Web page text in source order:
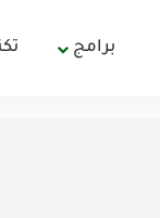
برامج